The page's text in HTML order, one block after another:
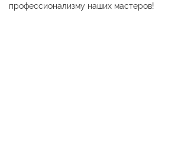
профессионализму наших мастеров!